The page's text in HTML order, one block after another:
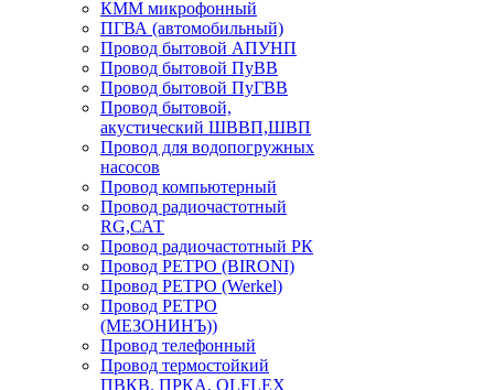
КММ микрофонный
ПГВА (автомобильный)
Провод бытовой АПУНП
Провод бытовой ПуВВ
Провод бытовой ПуГВВ
Провод бытовой,
акустический ШВВП,ШВП
Провод для водопогружных
насосов
Провод компьютерный
Провод радиочастотный
RG,САТ
Провод радиочастотный РК
Провод РЕТРО (BIRONI)
Провод РЕТРО (Werkel)
Провод РЕТРО
(МЕЗОНИНЪ))
Провод телефонный
Провод термостойкий
ПВКВ, ПРКА, OLFLEX